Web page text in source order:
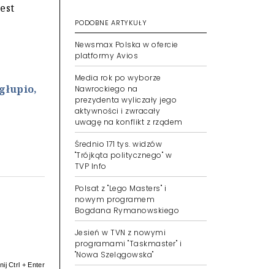
Ctrl + Enter
PODOBNE ARTYKUŁY
Newsmax Polska w ofercie
platformy Avios
Media rok po wyborze
Nawrockiego na
prezydenta wyliczały jego
aktywności i zwracały
uwagę na konflikt z rządem
Średnio 171 tys. widzów
"Trójkąta politycznego" w
TVP Info
Polsat z "Lego Masters" i
nowym programem
Bogdana Rymanowskiego
Jesień w TVN z nowymi
programami "Taskmaster" i
"Nowa Szelągowska"